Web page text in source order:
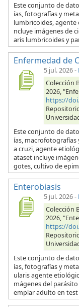
Este conjunto de
ías, fotografías y
lumbricoides, agente
ncluye imágenes de
aris lumbricoides y
Enfermedad de
5 jul. 2026-
Colección
2026,
https://
Este conjunto de
ías, macrofotografías
a cruzi, agente
ataset incluye
gotes, cultivo de
Enterobiasis
5 jul. 2026-
Colección
2026,
https://
Este conjunto de
ías, fotografías y
ularis agente
mágenes del
emplar adulto en test